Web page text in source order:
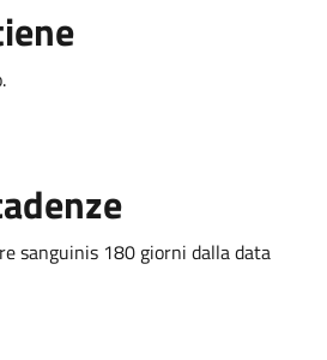
sanguinis 180 giorni dalla data